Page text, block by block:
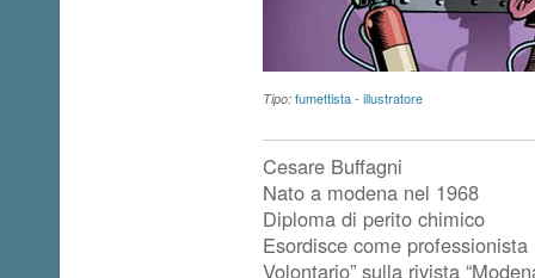
Tipo: fumettista- illustratore
Cesare Buffagni
Nato a modena nel 1968
Diploma di perito chimico
Esordisce come
Volontario” sulla rivista